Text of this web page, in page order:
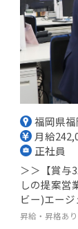
福岡県
月給
正社員
＞＞【賞与
しの提案営
ビー)エー
昇給・昇格あり